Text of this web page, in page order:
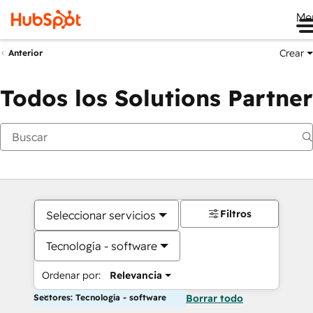
Anterior Crear
Todos los Solutions Partner
Seleccionar servicios
Tecnología - software
Ordenar por: Relevancia
Filtros
Sectores: Tecnología - software Borrar todo